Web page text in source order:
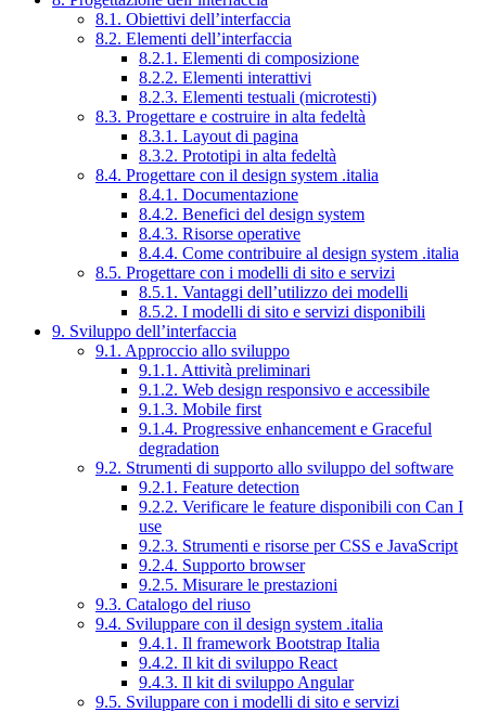
8.1. Obiettivi dell’interfaccia
8.2. Elementi dell’interfaccia
8.2.1. Elementi di composizione
8.2.2. Elementi interattivi
8.2.3. Elementi testuali (microtesti)
8.3. Progettare e costruire in alta fedeltà
8.3.1. Layout di pagina
8.3.2. Prototipi in alta fedeltà
8.4. Progettare con il design system .italia
8.4.1. Documentazione
8.4.2. Benefici del design system
8.4.3. Risorse operative
8.4.4. Come contribuire al design system .italia
8.5. Progettare con i modelli di sito e servizi
8.5.1. Vantaggi dell’utilizzo dei modelli
8.5.2. I modelli di sito e servizi disponibili
9. Sviluppo dell’interfaccia
9.1. Approccio allo sviluppo
9.1.1. Attività preliminari
9.1.2. Web design responsivo e accessibile
9.1.3. Mobile first
9.1.4. Progressive enhancement e Graceful
degradation
9.2. Strumenti di supporto allo sviluppo del software
9.2.1. Feature detection
9.2.2. Verificare le feature disponibili con Can I
use
9.2.3. Strumenti e risorse per CSS e JavaScript
9.2.4. Supporto browser
9.2.5. Misurare le prestazioni
9.3. Catalogo del riuso
9.4. Sviluppare con il design system .italia
9.4.1. Il framework Bootstrap Italia
9.4.2. Il kit di sviluppo React
9.4.3. Il kit di sviluppo Angular
9.5. Sviluppare con i modelli di sito e servizi